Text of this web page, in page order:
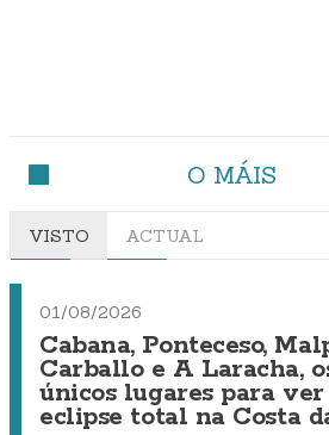
O MÁIS
VISTO ACTUAL
01/08/2026
Cabana, Ponteceso,
Carballo e A Laracha,
únicos lugares para ver
eclipse total na Costa